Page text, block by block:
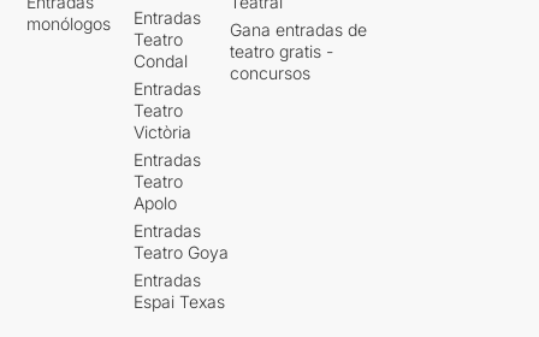
monólogos
Entradas
Teatro
Condal
Entradas
Teatro
Victòria
Entradas
Teatro
Apolo
Entradas
Teatro Goya
Entradas
Espai Texas
Gana entradas de
teatro gratis -
concursos